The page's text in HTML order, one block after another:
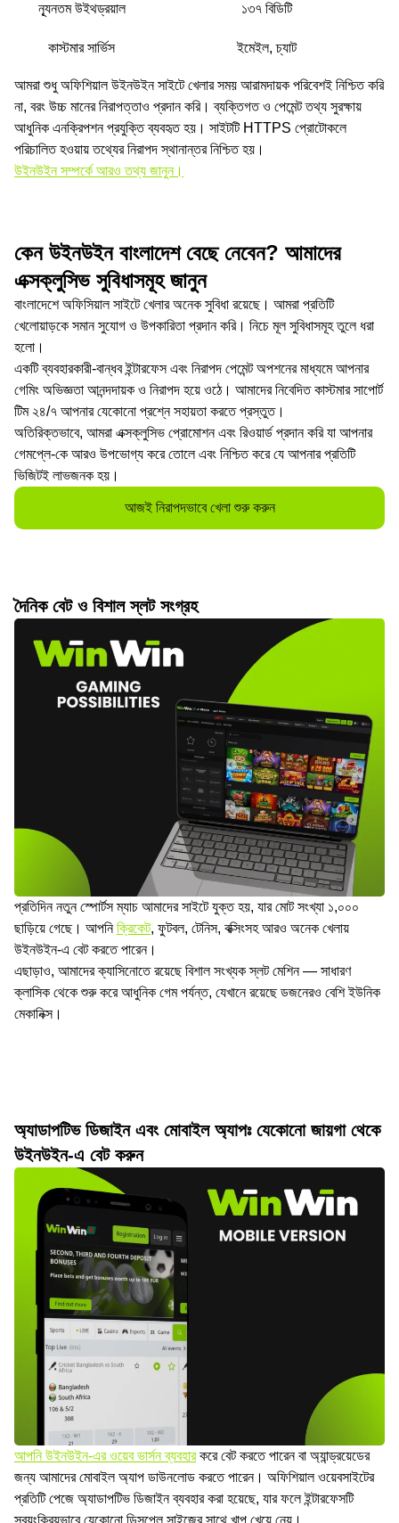
ন্যূনতম উইথড্রয়াল ১৩৭ বিডিটি
কাস্টমার সার্ভিস ইমেইল, চ্যাট
আমরা শুধু অফিশিয়াল উইনউইন সাইটে খেলার সময় আরামদায়ক পরিবেশই নিশ্চিত করি
না, বরং উচ্চ মানের নিরাপত্তাও প্রদান করি। ব্যক্তিগত ও পেমেন্ট তথ্য সুরক্ষায়
আধুনিক এনক্রিপশন প্রযুক্তি ব্যবহৃত হয়। সাইটটি HTTPS প্রোটোকলে
পরিচালিত হওয়ায় তথ্যের নিরাপদ স্থানান্তর নিশ্চিত হয়।
উইনউইন সম্পর্কে আরও তথ্য জানুন।
কেন উইনউইন বাংলাদেশ বেছে নেবেন? আমাদের
এক্সক্লুসিভ সুবিধাসমূহ জানুন
বাংলাদেশে অফিসিয়াল সাইটে খেলার অনেক সুবিধা রয়েছে। আমরা প্রতিটি
খেলোয়াড়কে সমান সুযোগ ও উপকারিতা প্রদান করি। নিচে মূল সুবিধাসমূহ তুলে ধরা
হলো।
একটি ব্যবহারকারী-বান্ধব ইন্টারফেস এবং নিরাপদ পেমেন্ট অপশনের মাধ্যমে আপনার
গেমিং অভিজ্ঞতা আনন্দদায়ক ও নিরাপদ হয়ে ওঠে। আমাদের নিবেদিত কাস্টমার সাপোর্ট
টিম ২৪/৭ আপনার যেকোনো প্রশ্নে সহায়তা করতে প্রস্তুত।
অতিরিক্তভাবে, আমরা এক্সক্লুসিভ প্রোমোশন এবং রিওয়ার্ড প্রদান করি যা আপনার
গেমপ্লে-কে আরও উপভোগ্য করে তোলে এবং নিশ্চিত করে যে আপনার প্রতিটি
ভিজিটই লাভজনক হয়।
আজই নিরাপদভাবে খেলা শুরু করুন
দৈনিক বেট ও বিশাল স্লট সংগ্রহ
প্রতিদিন নতুন স্পোর্টস ম্যাচ আমাদের সাইটে যুক্ত হয়, যার মোট সংখ্যা ১,০০০
ছাড়িয়ে গেছে। আপনিক্রিকেট, ফুটবল, টেনিস, বক্সিংসহ আরও অনেক খেলায়
উইনউইন-এ বেট করতে পারেন।
এছাড়াও, আমাদের ক্যাসিনোতে রয়েছে বিশাল সংখ্যক স্লট মেশিন — সাধারণ
ক্লাসিক থেকে শুরু করে আধুনিক গেম পর্যন্ত, যেখানে রয়েছে ডজনেরও বেশি ইউনিক
মেকানিক্স।
অ্যাডাপটিভ ডিজাইন এবং মোবাইল অ্যাপঃ যেকোনো জায়গা থেকে
উইনউইন-এ বেট করুন
আপনি উইনউইন-এর ওয়েব ভার্সন ব্যবহারকরে বেট করতে পারেন বা অ্যান্ড্রয়েডের
জন্য আমাদের মোবাইল অ্যাপ ডাউনলোড করতে পারেন। অফিশিয়াল ওয়েবসাইটের
প্রতিটি পেজে অ্যাডাপটিভ ডিজাইন ব্যবহার করা হয়েছে, যার ফলে ইন্টারফেসটি
স্বয়ংক্রিয়ভাবে যেকোনো ডিসপ্লে সাইজের সাথে খাপ খেয়ে নেয়।